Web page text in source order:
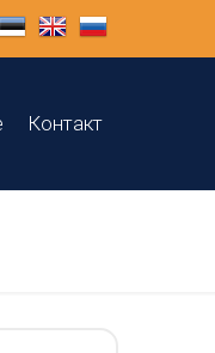
Контакт